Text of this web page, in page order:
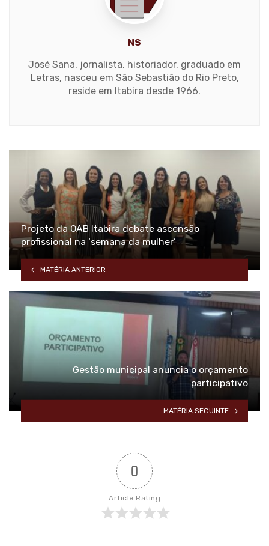
NS
José Sana, jornalista, historiador, graduado em
Letras, nasceu em São Sebastião do Rio Preto,
reside em Itabira desde 1966.
Projeto da OAB Itabira debate ascensão
profissional na ‘semana da mulher’
MATÉRIA ANTERIOR
Gestão municipal anuncia o orçamento
participativo
MATÉRIA SEGUINTE
0
Article Rating